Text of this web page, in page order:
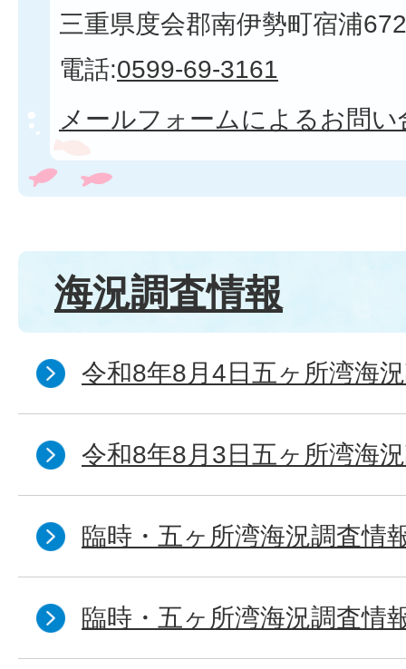
三重県度会郡南伊勢町宿浦
電話:0599-69-3161
メールフォームによるお問い
海況調査情報
令和8年8月4日五ヶ所湾海
令和8年8月3日五ヶ所湾海
臨時・五ヶ所湾海況調査情
臨時・五ヶ所湾海況調査情